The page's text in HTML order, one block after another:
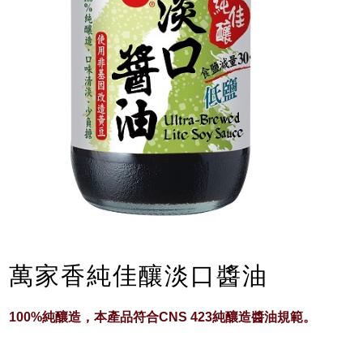
萬家香純佳釀淡口醬油
100%純釀造，本產品符合CNS 423純釀造醬油規範。